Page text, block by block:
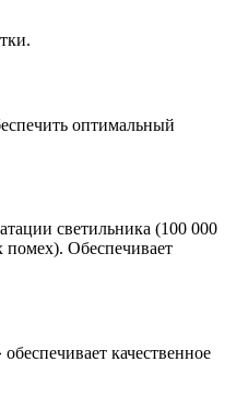
оптимальный
светильника (100 000
помех). Обеспечивает
качественное